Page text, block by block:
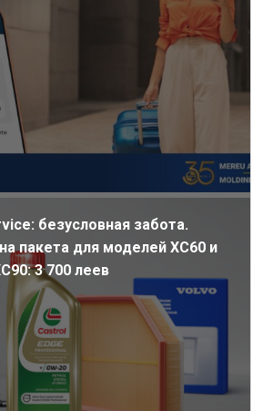
безусловная забота.
пакета для моделей XC60 и
3 700 леев